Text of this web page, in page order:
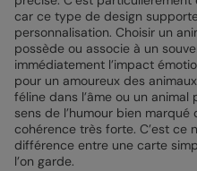
car ce type de design
personnalisation. Choisir un
possède ou associe à un
immédiatement l’impact
pour un amoureux des
féline dans l’âme ou un
sens de l’humour bien
cohérence très forte. C’est ce
différence entre une carte
l’on garde.